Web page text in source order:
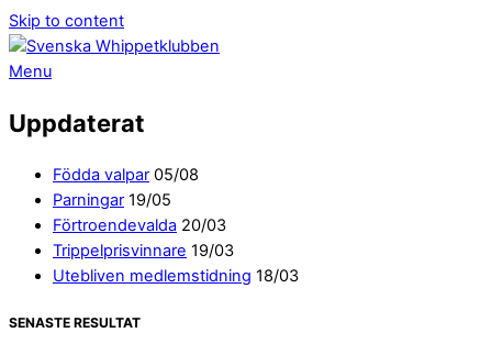
Skip to content
Menu
Uppdaterat
Födda valpar 05/08
Parningar 19/05
Förtroendevalda 20/03
Trippelprisvinnare 19/03
Utebliven medlemstidning 18/03
SENASTE RESULTAT